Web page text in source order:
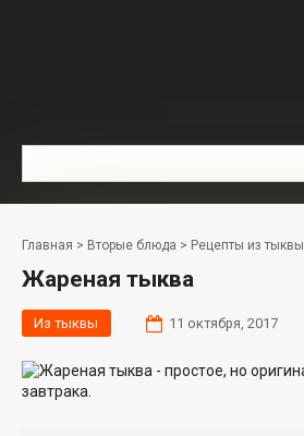
Главная > Вторые блюда > Рецепты из тыквы
Жареная тыква
Из тыквы 11 октября, 2017